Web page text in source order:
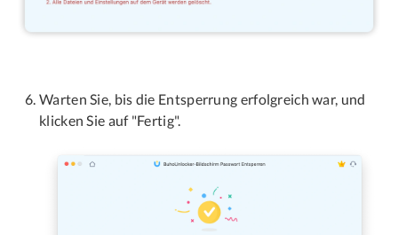
Warten Sie, bis die Entsperrung erfolgreich war, und
klicken Sie auf "Fertig".